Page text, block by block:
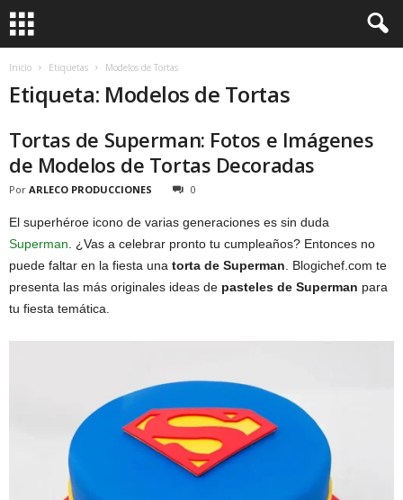
Inicio Etiquetas Modelos de Tortas
Etiqueta: Modelos de Tortas
Tortas de Superman: Fotos e Imágenes
de Modelos de Tortas Decoradas
Por ARLECO PRODUCCIONES 0
El superhéroe icono de varias generaciones es sin duda
Superman . ¿Vas a celebrar pronto tu cumpleaños? Entonces no
puede faltar en la fiesta una torta de Superman . Blogichef.com te
presenta las más originales ideas de pasteles de Superman para
tu fiesta temática.